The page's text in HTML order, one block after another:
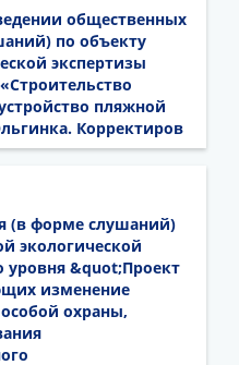
общественных
по объекту
экспертизы
пляжной
Корректиров
(в форме слушаний)
экологической
уровня &quot;Проект
изменение
охраны,